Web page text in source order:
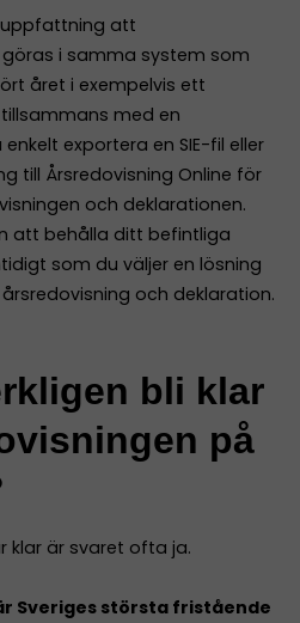
att
i samma system som
året i exempelvis ett
med en
exportera en SIE-fil eller
till Årsredovisning Online för
och deklarationen.
att behålla ditt befintliga
som du väljer en lösning
och deklaration.
bli klar
på
klar är svaret ofta ja.
Sveriges största fristående